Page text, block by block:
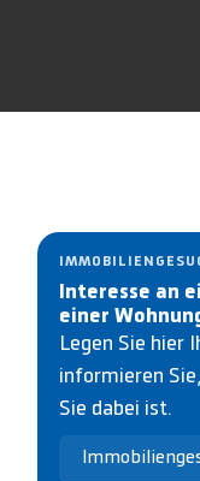
Interesse an
einer
Legen Sie hier
informieren
Sie dabei ist.